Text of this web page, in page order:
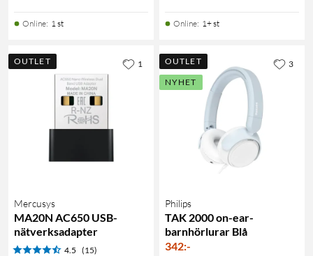
Online: 1 st Online: 1+ st
OUTLET
Mercusys
MA20N AC650 USB-
nätverksadapter
4.5 (15)
1
OUTLET
NYHET
Philips
TAK 2000 on-ear-
barnhörlurar Blå
342:-
3